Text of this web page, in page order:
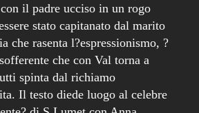
il padre ucciso in un rogo
stato capitanato dal marito
che rasenta l?espressionismo, ?
che con Val torna a
spinta dal richiamo
Il testo diede luogo al celebre